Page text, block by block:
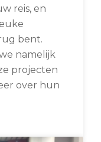
reis, en
bent.
namelijk
projecten
over hun